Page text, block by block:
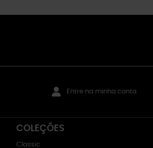
Entre na minha conta
COLEÇÕES
Classic